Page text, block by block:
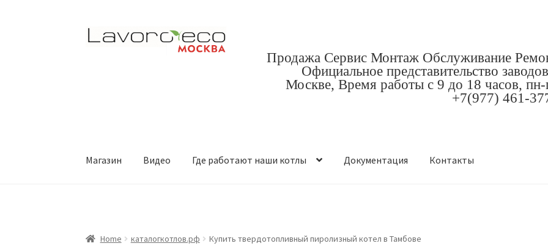
Перейти
Перейти
Продажа Сервис Монтаж Обслуживание
Официальное представительство
Москве, Время работы с 9 до 18 часов, пн-
+7(977) 461-
Магазин Видео Где работают наши котлы Документация Контакты
Home каталогкотлов.рф Купить твердотопливный пиролизный котел в Тамбове